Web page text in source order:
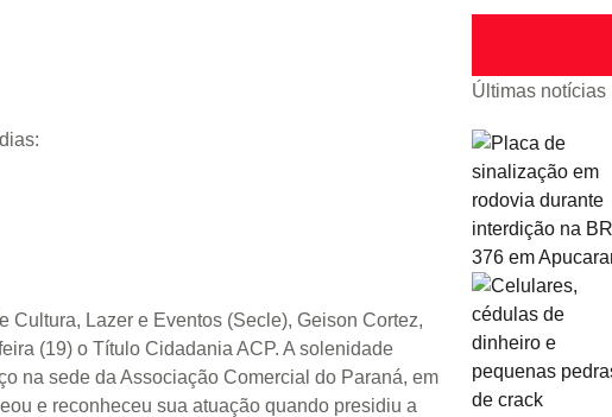
Cultura, Lazer e Eventos (Secle), Geison Cortez,
(19) o Título Cidadania ACP. A solenidade
na sede da Associação Comercial do Paraná, em
e reconheceu sua atuação quando presidiu a
Últimas notícias